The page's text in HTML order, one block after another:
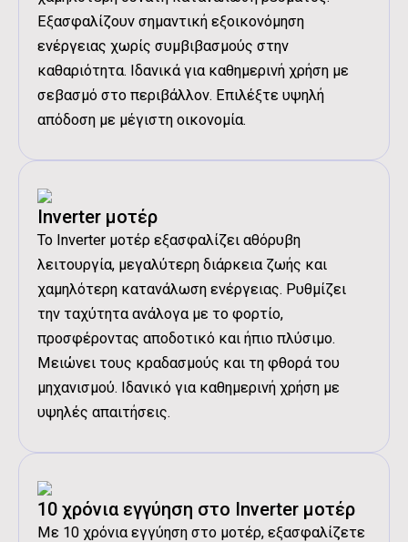
Εξασφαλίζουν σημαντική εξοικονόμηση
ενέργειας χωρίς συμβιβασμούς στην
καθαριότητα. Ιδανικά για καθημερινή χρήση με
σεβασμό στο περιβάλλον. Επιλέξτε υψηλή
απόδοση με μέγιστη οικονομία.
Inverter μοτέρ
Το Inverter μοτέρ εξασφαλίζει αθόρυβη
λειτουργία, μεγαλύτερη διάρκεια ζωής και
χαμηλότερη κατανάλωση ενέργειας. Ρυθμίζει
την ταχύτητα ανάλογα με το φορτίο,
προσφέροντας αποδοτικό και ήπιο πλύσιμο.
Μειώνει τους κραδασμούς και τη φθορά του
μηχανισμού. Ιδανικό για καθημερινή χρήση με
υψηλές απαιτήσεις.
10 χρόνια εγγύηση στο Inverter μοτέρ
Με 10 χρόνια εγγύηση στο μοτέρ, εξασφαλίζετε